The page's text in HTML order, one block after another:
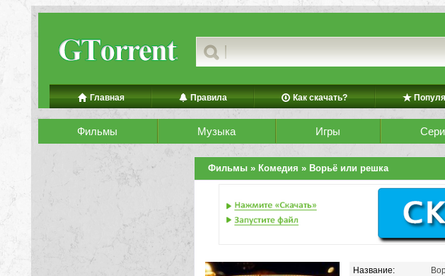
Главная Правила Как скачать?
Фильмы Музыка Игры
Фильмы » Комедия » Ворьё или решка
Название: